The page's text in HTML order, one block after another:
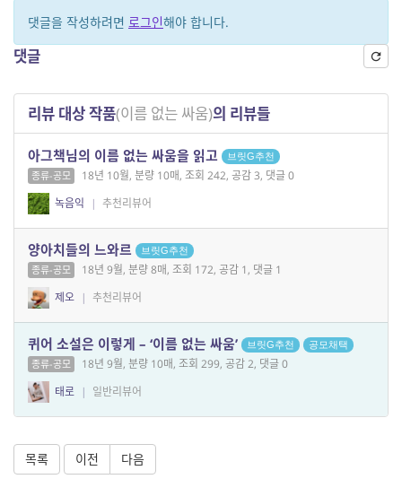
댓글을 작성하려면 로그인해야 합니다.
댓글
리뷰 대상 작품(이름 없는 싸움)의 리뷰들
아그책님의 이름 없는 싸움을 읽고 브릿G추천
종류-공모
18년 10월, 분량 10매, 조회 242, 공감 3, 댓글 0
녹음익
| 추천리뷰어
양아치들의 느와르 브릿G추천
종류-공모
18년 9월, 분량 8매, 조회 172, 공감 1, 댓글 1
제오 | 추천리뷰어
퀴어 소설은 이렇게 – ‘이름 없는 싸움’ 브릿G추천 공모채택
종류-공모
18년 9월, 분량 10매, 조회 299, 공감 2, 댓글 0
태로 | 일반리뷰어
목록 이전 다음